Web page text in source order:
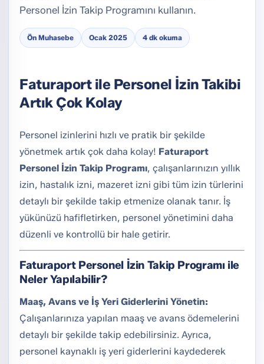
Personel İzin Takip Programını kullanın.
Ön Muhasebe Ocak 2025 4 dk okuma
Faturaport ile Personel İzin Takibi
Artık Çok Kolay
Personel izinlerini hızlı ve pratik bir şekilde
yönetmek artık çok daha kolay! Faturaport
Personel İzin Takip Programı, çalışanlarınızın yıllık
izin, hastalık izni, mazeret izni gibi tüm izin türlerini
detaylı bir şekilde takip etmenize olanak tanır. İş
yükünüzü hafifletirken, personel yönetimini daha
düzenli ve kontrollü bir hale getirir.
Faturaport Personel İzin Takip Programı ile
Neler Yapılabilir?
Maaş, Avans ve İş Yeri Giderlerini Yönetin:
Çalışanlarınıza yapılan maaş ve avans ödemelerini
detaylı bir şekilde takip edebilirsiniz. Ayrıca,
personel kaynaklı iş yeri giderlerini kaydederek